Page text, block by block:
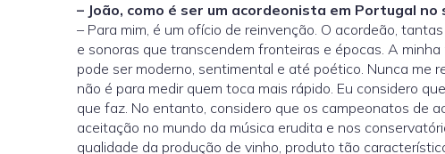
– João, como é ser um acordeonista em Portugal no
– Para mim, é um ofício de reinvenção. O acordeão,
e sonoras que transcendem fronteiras e épocas. A
pode ser moderno, sentimental e até poético. Nunca me
não é para medir quem toca mais rápido. Eu considero
que faz. No entanto, considero que os campeonatos de
aceitação no mundo da música erudita e nos
qualidade da produção de vinho, produto tão